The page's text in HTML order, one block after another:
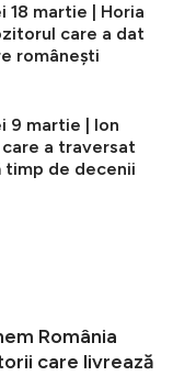
18 martie | Horia
care a dat
românești
9 martie | Ion
a traversat
timp de decenii
România
care livrează